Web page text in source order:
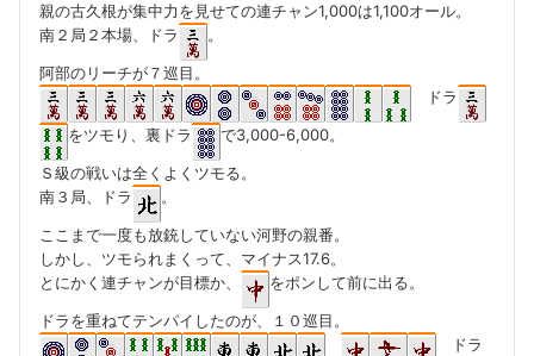
親の古久根が集中力を見せての連チャン1,000は1,100オール。
南２局２本場、ドラ
。
阿部のリーチが７巡目。
ドラ
をツモり、裏ドラ
で3,000-6,000。
Ｓ級の戦いは全くよくツモる。
南３局、ドラ
。
ここまで一度も放銃していない河野の親番。
しかし、ツモられまくって、マイナス17.6。
とにかく連チャンが目標か、
をポンして前に出る。
ドラを重ねてテンパイしたのが、１０巡目。
ドラ